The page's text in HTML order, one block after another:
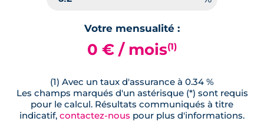
Votre mensualité :
0 € / mois(1)
(1) Avec un taux d'assurance à 0.34 %
Les champs marqués d'un astérisque (*) sont requis
pour le calcul. Résultats communiqués à titre
indicatif, contactez-nous pour plus d'informations.